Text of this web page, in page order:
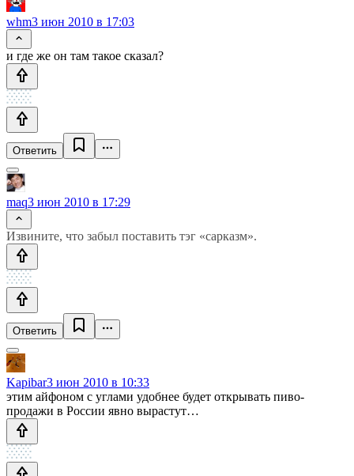
whm3 июн 2010 в 17:03
и где же он там такое сказал?
Ответить
maq3 июн 2010 в 17:29
Извините, что забыл поставить тэг «сарказм».
Ответить
Kapibar3 июн 2010 в 10:33
этим айфоном с углами удобнее будет открывать пиво-
продажи в России явно вырастут…